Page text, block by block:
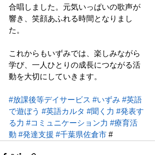
合唱しました。元気いっぱいの歌声が
響き、笑顔あふれる時間となりまし
た。
これからもいずみでは、楽しみながら
学び、一人ひとりの成長につながる活
動を大切にしていきます。
#放課後等デイサービス #いずみ #英語
で遊ぼう #英語カルタ #聞く力 #発表す
る力 #コミュニケーション力 #療育活
動 #発達支援 #千葉県佐倉市 #